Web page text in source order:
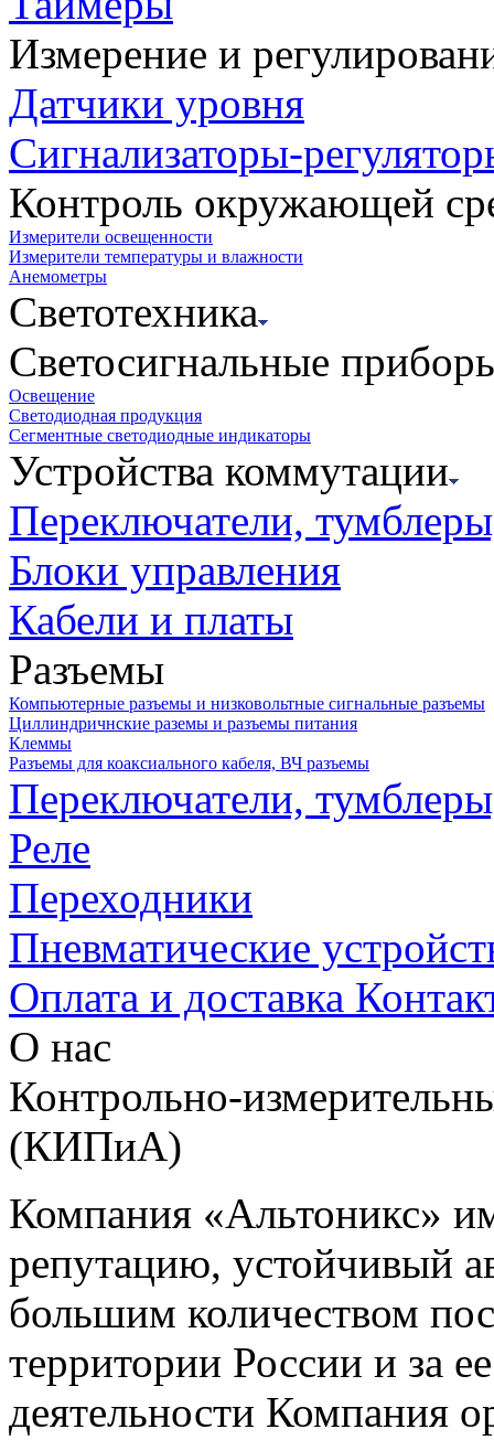
Измерение и
Датчики уровня
Сигнализаторы-
Контроль окружающей
Измерители освещенности
Измерители температуры и влажности
Анемометры
Светотехника
Светосигнальные
Освещение
Светодиодная продукция
Сегментные светодиодные индикаторы
Устройства коммутации
Переключатели,
Блоки управления
Кабели и платы
Разъемы
Компьютерные разъемы и низковольтные сигнальные разъемы
Циллиндричнские раземы и разъемы питания
Клеммы
Разъемы для коаксиального кабеля, ВЧ разъемы
Переключатели,
Реле
Переходники
Пневматические
Оплата и доставка
О нас
Контрольно-
(КИПиА)
Компания «Альтоникс»
репутацию, устойчивый
большим количеством
территории России и за
деятельности Компания